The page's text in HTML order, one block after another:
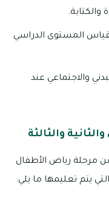
لقياس المستوى الدراسي
والاجتماعي عند
والثالثة
مرحلة رياض الأطفال